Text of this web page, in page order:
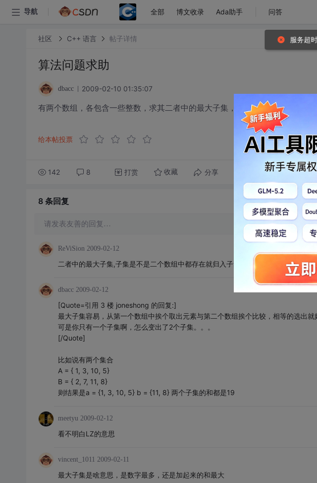
导航 全部 博文收录 Ada助手 问答
社区 C++ 语言 帖子详情
算法问题求助
dbacc 2009-02-10 01:35:07
有两个数组，各包含一些整数，求其二者中的最大子集，使两个子集中整数之和
给本帖投票
142 8 打赏 收藏 分享 转发到动态 举
8 条回复
请发表友善的回复…
ReViSion 2009-02-12
二者中的最大子集,子集是不是二个数组中都存在就归入子集呀，
dbacc 2009-02-12
[Quote=引用 3 楼 joneshong 的回复:]
最大子集容易，从第一个数组中挨个取出元素与第二个数组挨个比较，相等的选出就
可是你只有一个子集啊，怎么变出了2个子集。。。
[/Quote]
比如说有两个集合
A = { 1, 3, 10, 5}
B = { 2, 7, 11, 8}
则结果是a = {1, 3, 10, 5} b = {11, 8} 两个子集的和都是19
meetyu 2009-02-12
看不明白LZ的意思
vincent_1011 2009-02-11
最大子集是啥意思，是数字最多，还是加起来的和最大
服务超